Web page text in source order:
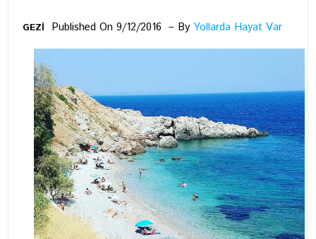
GEZİ Published On 9/12/2016 By Yollarda Hayat Var